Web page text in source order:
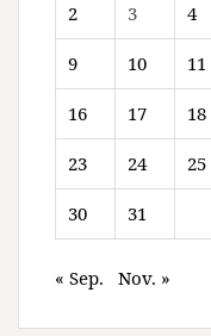
2 3 4
9 10 11
16 17 18
23 24 25
30 31
« Sep. Nov. »